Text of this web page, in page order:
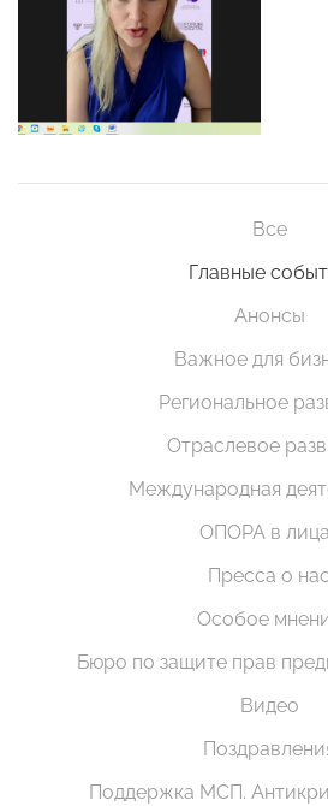
Все
Главные
Анонсы
Важное для
Региональное
Отраслевое
Международная
ОПОРА в
Пресса о нас
Особое
Бюро по защите прав
Видео
Поддержка МСП.